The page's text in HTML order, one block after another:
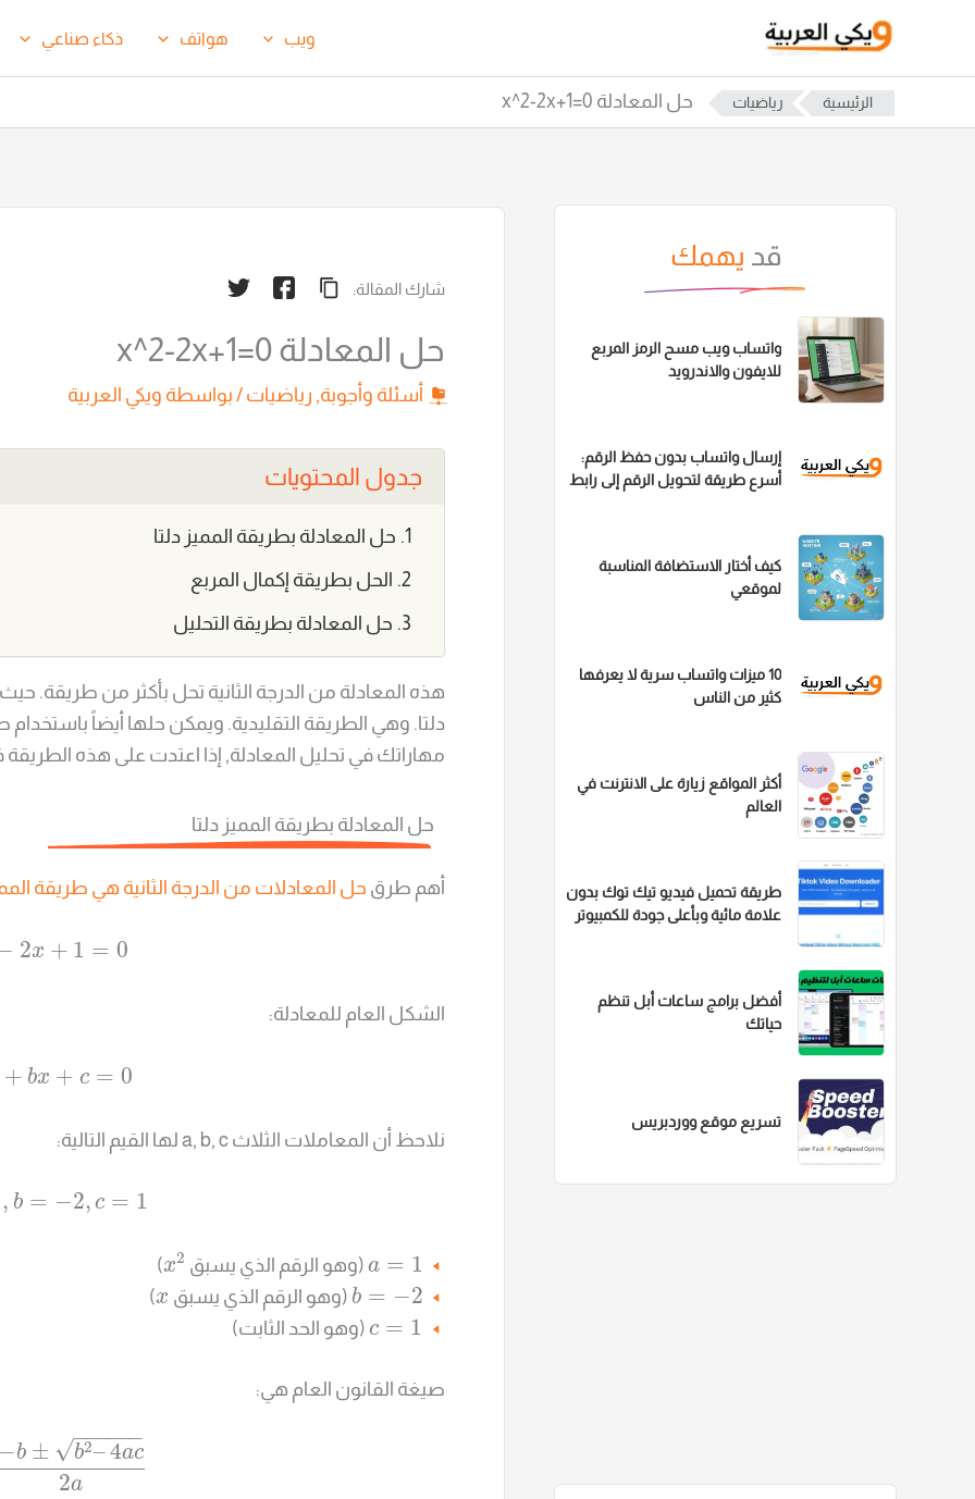
المحتوى
ويب هواتف ذكاء صناعي
الرئيسية رياضيات حل المعادلة x^2-2x+1=0
قد يهمك
واتساب ويب مسح الرمز المربع
للايفون والاندرويد
إرسال واتساب بدون حفظ الرقم:
أسرع طريقة لتحويل الرقم إلى رابط
كيف أختار الاستضافة المناسبة
لموقعي
10 ميزات واتساب سرية لا يعرفها
كثير من الناس
أكثر المواقع زيارة على الانترنت في
العالم
طريقة تحميل فيديو تيك توك بدون
علامة مائية وبأعلى جودة للكمبيوتر
أفضل برامج ساعات أبل تنظم
حياتك
تسريع موقع ووردبريس
شارك المقالة:
حل المعادلة x^2-2x+1=0
أسئلة وأجوبة, رياضيات / بواسطة ويكي العربية
جدول المحتويات
حل المعادلة بطريقة المميز دلتا
الحل بطريقة إكمال المربع
حل المعادلة بطريقة التحليل
هذه المعادلة من الدرجة الثانية تحل بأكثر من طريقة.
دلتا. وهي الطريقة التقليدية. ويمكن حلها أيضاً
مهاراتك في تحليل المعادلة, إذا اعتدت على هذه
حل المعادلة بطريقة المميز دلتا
أهم طرق حل المعادلات من الدرجة الثانية هي طريقة
2x + 1 = 0
الشكل العام للمعادلة:
+ bx + c = 0
نلاحظ أن المعاملات الثلاث a, b, c لها القيم التالية:
, b = −2, c = 1
a = 1 (وهو الرقم الذي يسبق x2
)
b = −2 (وهو الرقم الذي يسبق x
)
c = 1 (وهو الحد الثابت)
صيغة القانون العام هي:
−b ± b2–4ac
− −
−−−−
√
2a